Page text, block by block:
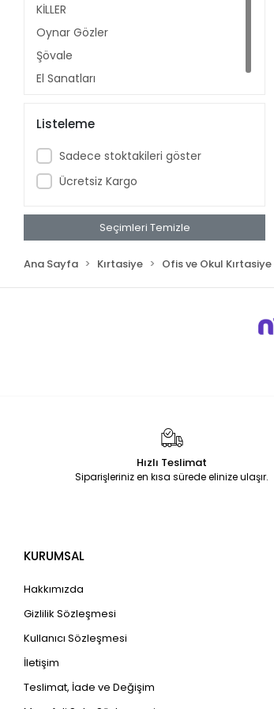
KİLLER
Oynar Gözler
Şövale
El Sanatları
Listeleme
Sadece stoktakileri göster
Ücretsiz Kargo
Seçimleri Temizle
Ana Sayfa Kırtasiye Ofis ve Okul Kırtasiye
Hızlı Teslimat
Siparişleriniz en kısa sürede elinize ulaşır.
KURUMSAL
Hakkımızda
Gizlilik Sözleşmesi
Kullanıcı Sözleşmesi
İletişim
Teslimat, İade ve Değişim